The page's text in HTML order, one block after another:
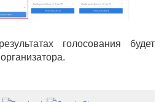
голосования будет